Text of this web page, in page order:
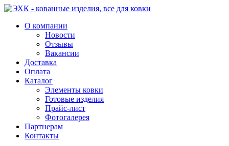
О компании
Новости
Отзывы
Вакансии
Доставка
Оплата
Каталог
Элементы ковки
Готовые изделия
Прайс-лист
Фотогалерея
Партнерам
Контакты